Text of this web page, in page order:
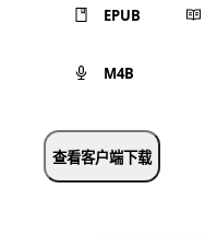
EPUB
M4B
查看客户端下载